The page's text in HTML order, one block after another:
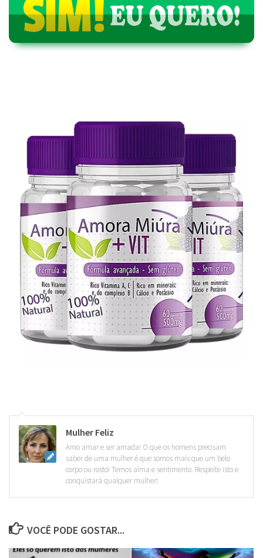
Mulher Feliz
Amo amar e ser amada! O que os homens precisam
saber de uma mulher é que somos mais que um belo
corpo ou rosto! Temos alma e sentimento. Respeite isto e
conquistará qualquer mulher!
VOCÊ PODE GOSTAR...